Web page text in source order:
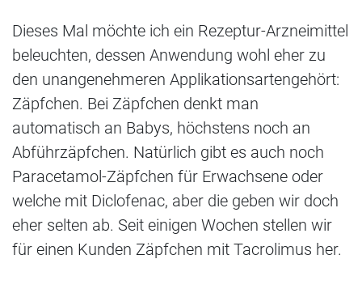
Dieses Mal möchte ich ein Rezeptur-Arzneimittel
beleuchten, dessen Anwendung wohl eher zu
den unangenehmeren Applikationsartengehört:
Zäpfchen. Bei Zäpfchen denkt man
automatisch an Babys, höchstens noch an
Abführzäpfchen. Natürlich gibt es auch noch
Paracetamol-Zäpfchen für Erwachsene oder
welche mit Diclofenac, aber die geben wir doch
eher selten ab. Seit einigen Wochen stellen wir
für einen Kunden Zäpfchen mit Tacrolimus her.